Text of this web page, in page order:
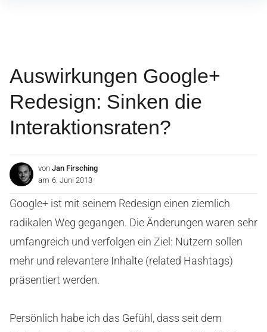
Auswirkungen Google+
Redesign: Sinken die
Interaktionsraten?
von Jan Firsching
am 6. Juni 2013
Google+ ist mit seinem Redesign einen ziemlich
radikalen Weg gegangen. Die Änderungen waren sehr
umfangreich und verfolgen ein Ziel: Nutzern sollen
mehr und relevantere Inhalte (related Hashtags)
präsentiert werden.
Persönlich habe ich das Gefühl, dass seit dem